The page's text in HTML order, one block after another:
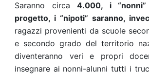
Saranno circa
4.000, i
progetto, i “nipoti” saranno,
ragazzi provenienti da scuole
e secondo grado del territorio
diventeranno veri e propri
insegnare ai nonni-alunni tutti i